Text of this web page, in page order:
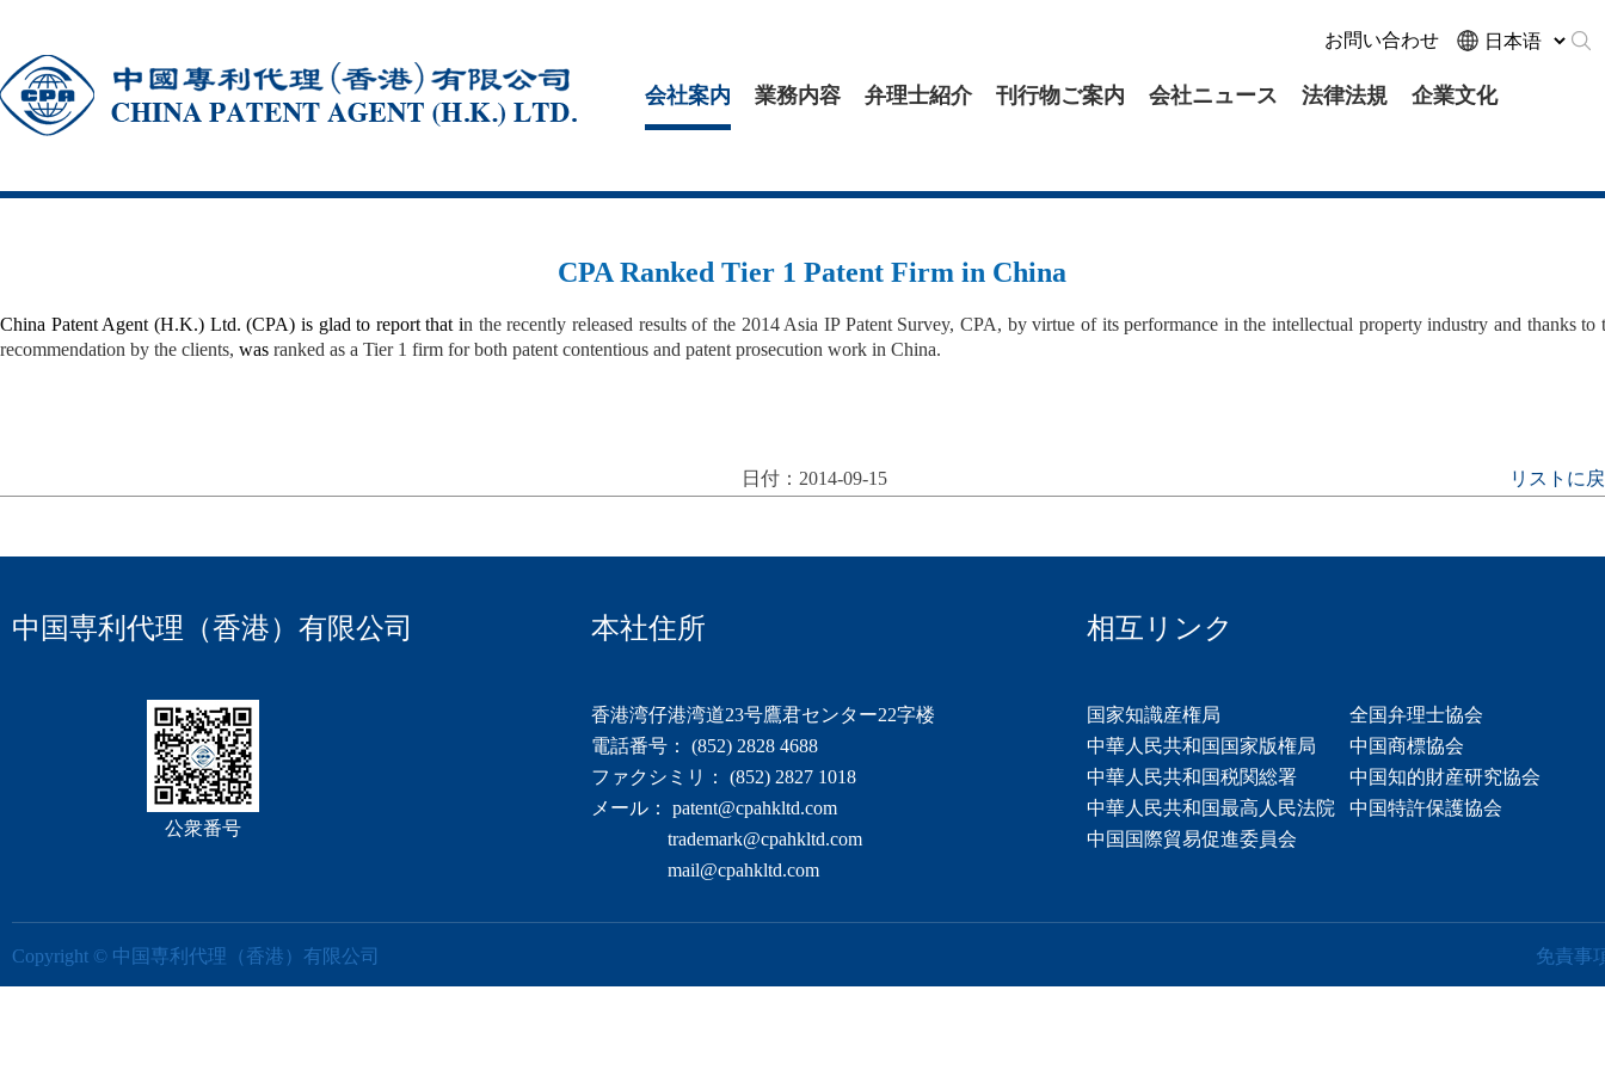
お問い合わせ
会社案内 業務内容 弁理士紹介 刊行物ご案内 会社ニュース 法律法規 企業文化
CPA Ranked Tier 1 Patent Firm in China
China Patent Agent (H.K.) Ltd. (CPA) is glad to report that in the recently released results of the 2014 Asia IP Patent Survey, CPA, by virtue of its performance in the intellectual property industry and thanks to
recommendation by the clients, was ranked as a Tier 1 firm for both patent contentious and patent prosecution work in China.
日付：2014-09-15 リストに
中国専利代理（香港）有限公司
公衆番号
本社住所
香港湾仔港湾道23号鷹君センター22字楼
電話番号： (852) 2828 4688
ファクシミリ： (852) 2827 1018
メール： patent@cpahkltd.com
trademark@cpahkltd.com
mail@cpahkltd.com
相互リンク
国家知識産権局
全国弁理士協会
中華人民共和国国家版権局
中国商標協会
中華人民共和国税関総署
中国知的財産研究協会
中華人民共和国最高人民法院
中国特許保護協会
中国国際貿易促進委員会
Copyright © 中国専利代理（香港）有限公司 免責事